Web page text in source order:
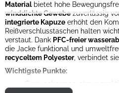
Materialbietet hohe
winddichte Gewebe zuverlässig
integrierte Kapuze erhöht den
Reißverschlusstaschen halten
verstaut. Dank PFC-freier
die Jacke funktional und
recyceltem Polyester, verbindet
Wichtigste Punkte:
Geräuscharmes,